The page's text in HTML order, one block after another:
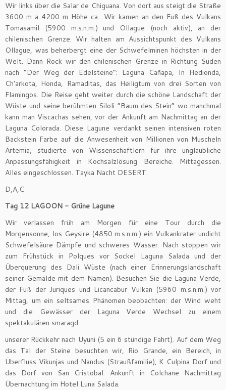
Wir links über die Salar de Chiguana. Von dort aus steigt die Straße
3600 m a 4200 m Höhe ca.. Wir kamen an den Fuß des Vulkans
Tomasamil (5900 m.s.n.m.) und Ollague (noch aktiv), an der
chilenischen Grenze. Wir halten am Aussichtspunkt des Vulkans
Ollague, was beherbergt eine der Schwefelminen höchsten in der
Welt. Dann Rock wir den chilenischen Grenze in Richtung Süden
nach “Der Weg der Edelsteine”: Laguna Cañapa, In Hedionda,
Ch'arkota, Honda, Ramaditas, das Heiligtum von drei Sorten von
Flamingos. Die Reise geht weiter durch die schöne Landschaft der
Wüste und seine berühmten Siloli “Baum des Stein” wo manchmal
kann man Viscachas sehen, vor der Ankunft am Nachmittag an der
Laguna Colorada. Diese Lagune verdankt seinen intensiven roten
Backstein Farbe auf die Anwesenheit von Millionen von Muscheln
Artemia, studierte von Wissenschaftlern für ihre unglaubliche
Anpassungsfähigkeit in Kochsalzlösung Bereiche. Mittagessen.
Alles eingeschlossen. Tayka Nacht DESERT.
D,A,C
Tag 12 LAGOON - Grüne Lagune
Wir verlassen früh am Morgen für eine Tour durch die
Morgensonne, los Geysire (4850 m.s.n.m.) ein Vulkankrater undicht
Schwefelsäure Dämpfe und schweres Wasser. Nach stoppen wir
zum Frühstück in Polques vor Sockel Laguna Salada und der
Überquerung des Dali Wüste (nach einer Erinnerungslandschaft
seiner Gemälde mit dem Namen). Besuchen Sie die Laguna Verde,
der Fuß der Juriques und Licancabur Vulkan (5960 m.s.n.m.) vor
Mittag, um ein seltsames Phänomen beobachten: der Wind weht
und die Gewässer der Laguna Verde Wechsel zu einem
spektakulären smaragd.
unserer Rückkehr nach Uyuni (5 ein 6 stündige Fahrt). Auf dem Weg
das Tal der Steine ​​besuchten wir, Rio Grande, ein Bereich, in
Überfluss Vikunjas und Nandus (Straußfamilie), K Culpina Dorf und
das Dorf von San Cristobal. Ankunft in Colchane Nachmittag
Übernachtung im Hotel Luna Salada.